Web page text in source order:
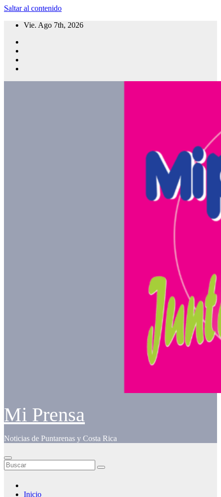
Saltar al contenido
Vie. Ago 7th, 2026
Mi Prensa
Noticias de Puntarenas y Costa Rica
Inicio